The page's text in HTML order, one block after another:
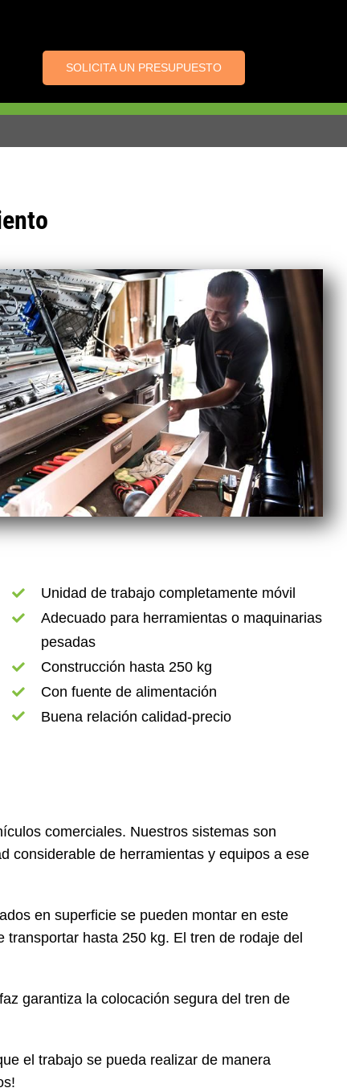
SOLICITA UN PRESUPUESTO
Unidad de trabajo completamente móvil
Adecuado para herramientas o maquinarias
pesadas
Construcción hasta 250 kg
Con fuente de alimentación
Buena relación calidad-precio
comerciales. Nuestros sistemas son
considerable de herramientas y equipos a ese
en superficie se pueden montar en este
hasta 250 kg. El tren de rodaje del
garantiza la colocación segura del tren de
el trabajo se pueda realizar de manera